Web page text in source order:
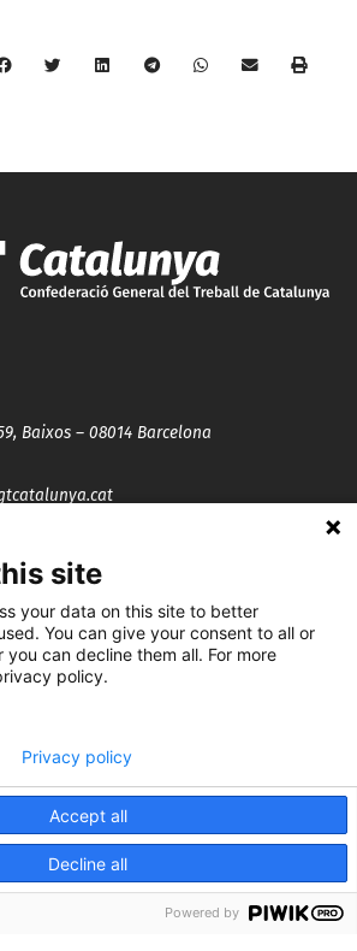
Baixos – 08014 Barcelona
Desenvolupat per
site
your data on this site to better
You can give your consent to all or
can decline them all. For more
policy.
Accept all
Decline all
Privacy policy
Powered by